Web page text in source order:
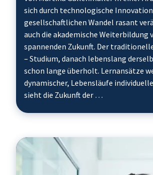
sich durch technologische
gesellschaftlichen Wandel rasant
auch die akademische Weiterbildung
spannenden Zukunft. Der
– Studium, danach lebenslang
schon lange überholt. Lernansätze
dynamischer, Lebensläufe
sieht die Zukunft der …